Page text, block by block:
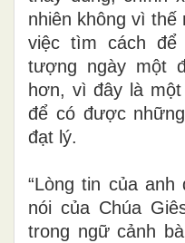
nhiên không vì thế
việc tìm cách
tượng ngày một
hơn, vì đây là
để có được
đạt lý.
“Lòng tin của anh
nói của Chúa
trong ngữ cảnh